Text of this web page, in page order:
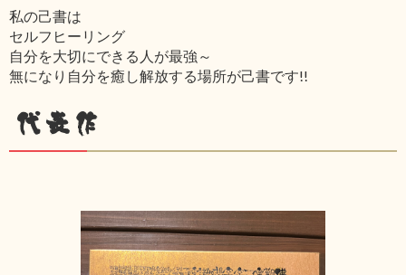
私の己書は
セルフヒーリング
自分を大切にできる人が最強～
無になり自分を癒し解放する場所が己書です!!
代表作